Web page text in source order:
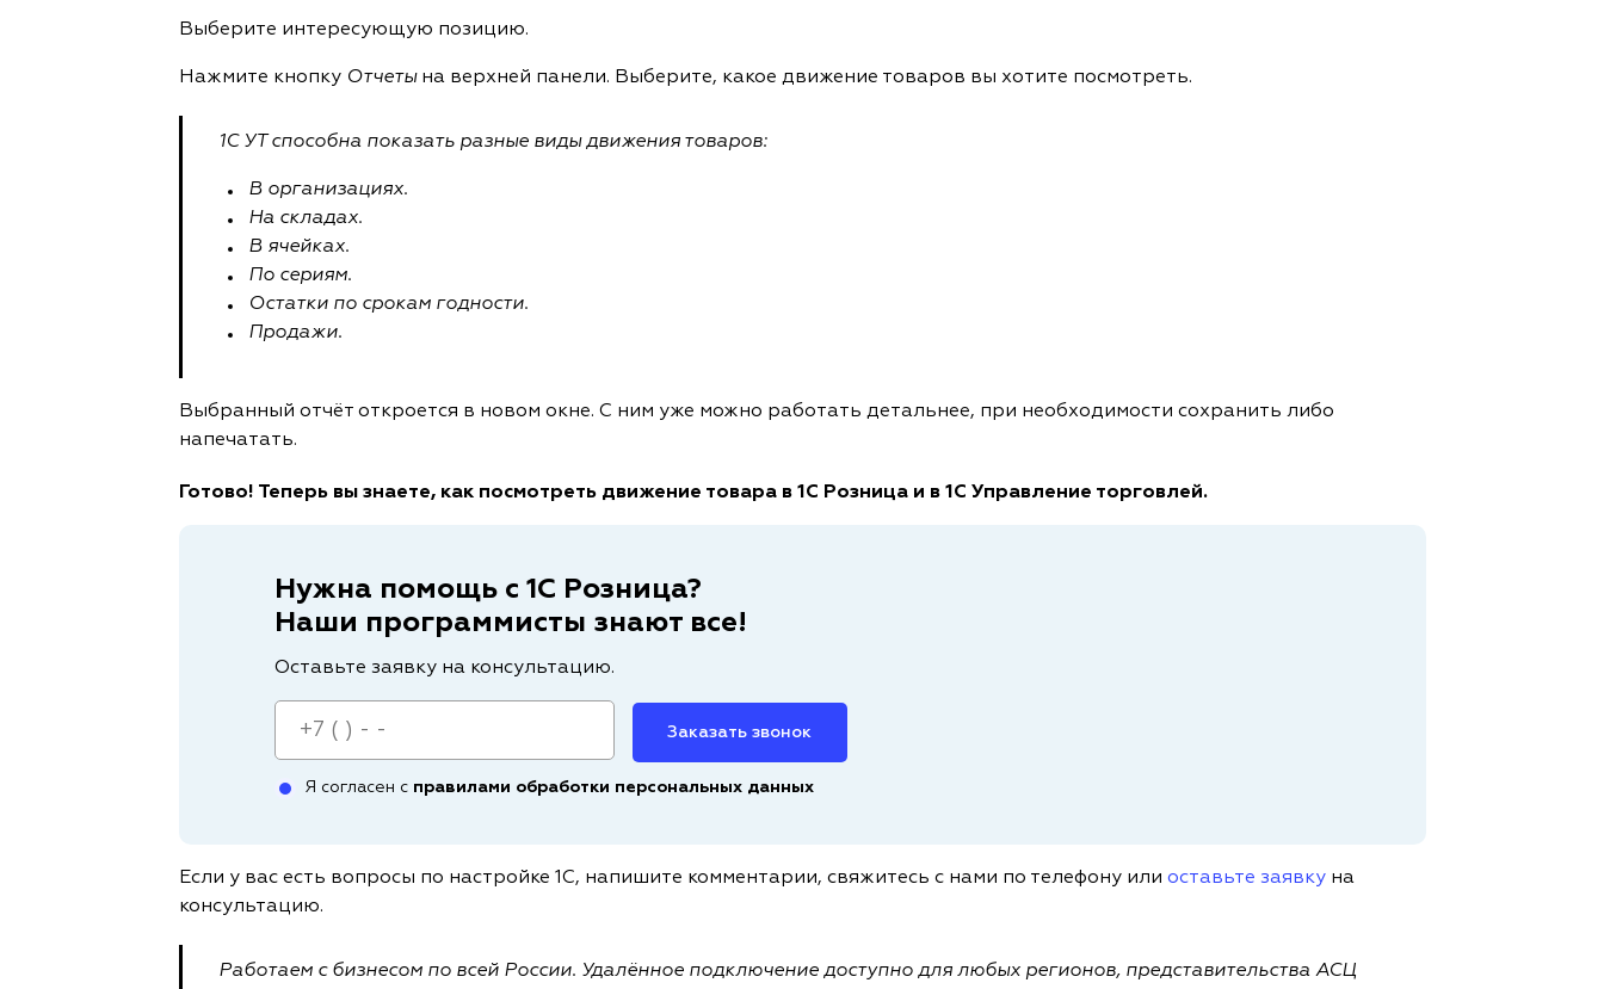
Выберите интересующую позицию.
Нажмите кнопку Отчеты на верхней панели. Выберите, какое движение товаров вы хотите посмотреть.
1С УТ способна показать разные виды движения товаров:
В организациях.
На складах.
В ячейках.
По сериям.
Остатки по срокам годности.
Продажи.
Выбранный отчёт откроется в новом окне. С ним уже можно работать детальнее, при необходимости сохранить либо
напечатать.
Готово! Теперь вы знаете, как посмотреть движение товара в 1С Розница и в 1С Управление торговлей.
Нужна помощь с 1С Розница?
Наши программисты знают все!
Оставьте заявку на консультацию.
Заказать звонок
Я согласен с правилами обработки персональных данных
Если у вас есть вопросы по настройке 1С, напишите комментарии, свяжитесь с нами по телефону или оставьте заявкуна
консультацию.
Работаем с бизнесом по всей России. Удалённое подключение доступно для любых регионов, представительства АСЦ